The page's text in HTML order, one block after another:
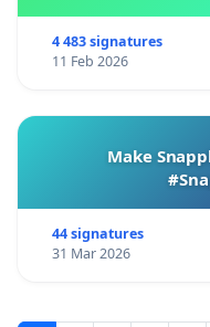
4 483 signatures
11 Feb 2026
Make
44 signatures
31 Mar 2026